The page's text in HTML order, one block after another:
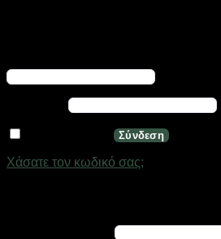
Απαιτείται
Σύνδεση
Χάσατε τον κωδικό σας;
Απαιτείται